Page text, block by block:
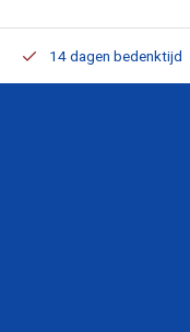
14 dagen bedenktijd